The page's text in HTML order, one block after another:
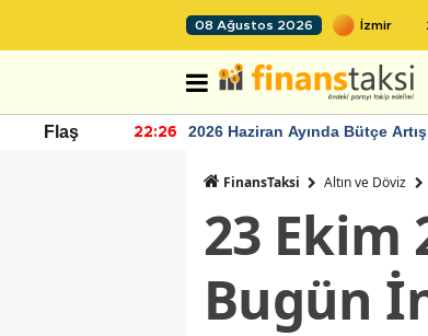
08 Ağustos 2026
Flaş 22:26
2026 Haziran Ayında Bütçe
FinansTaksi Altın ve Döviz
23 Ekim
Bugün